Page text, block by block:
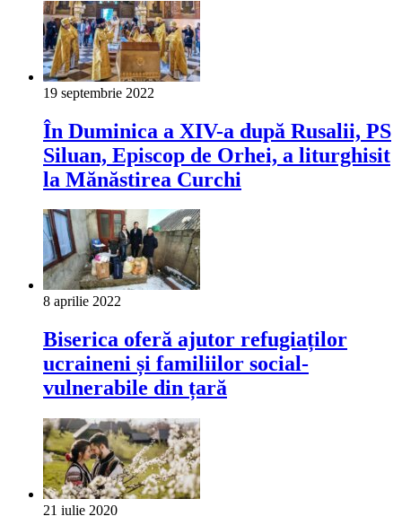
19 septembrie 2022
În Duminica a XIV-a după Rusalii, PS
Siluan, Episcop de Orhei, a liturghisit
la Mănăstirea Curchi
8 aprilie 2022
Biserica oferă ajutor refugiaților
ucraineni și familiilor social-
vulnerabile din țară
21 iulie 2020